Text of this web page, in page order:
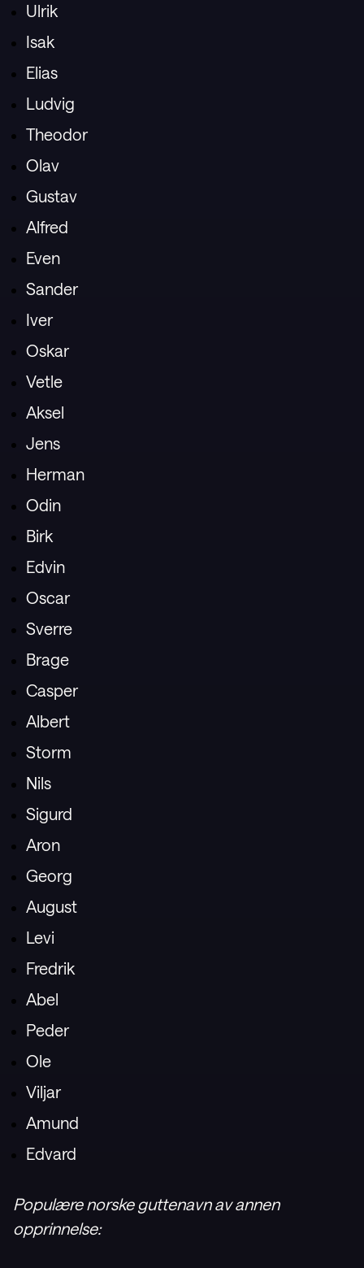
Ulrik
Isak
Elias
Ludvig
Theodor
Olav
Gustav
Alfred
Even
Sander
Iver
Oskar
Vetle
Aksel
Jens
Herman
Odin
Birk
Edvin
Oscar
Sverre
Brage
Casper
Albert
Storm
Nils
Sigurd
Aron
Georg
August
Levi
Fredrik
Abel
Peder
Ole
Viljar
Amund
Edvard
Populære norske guttenavn av annen
opprinnelse: